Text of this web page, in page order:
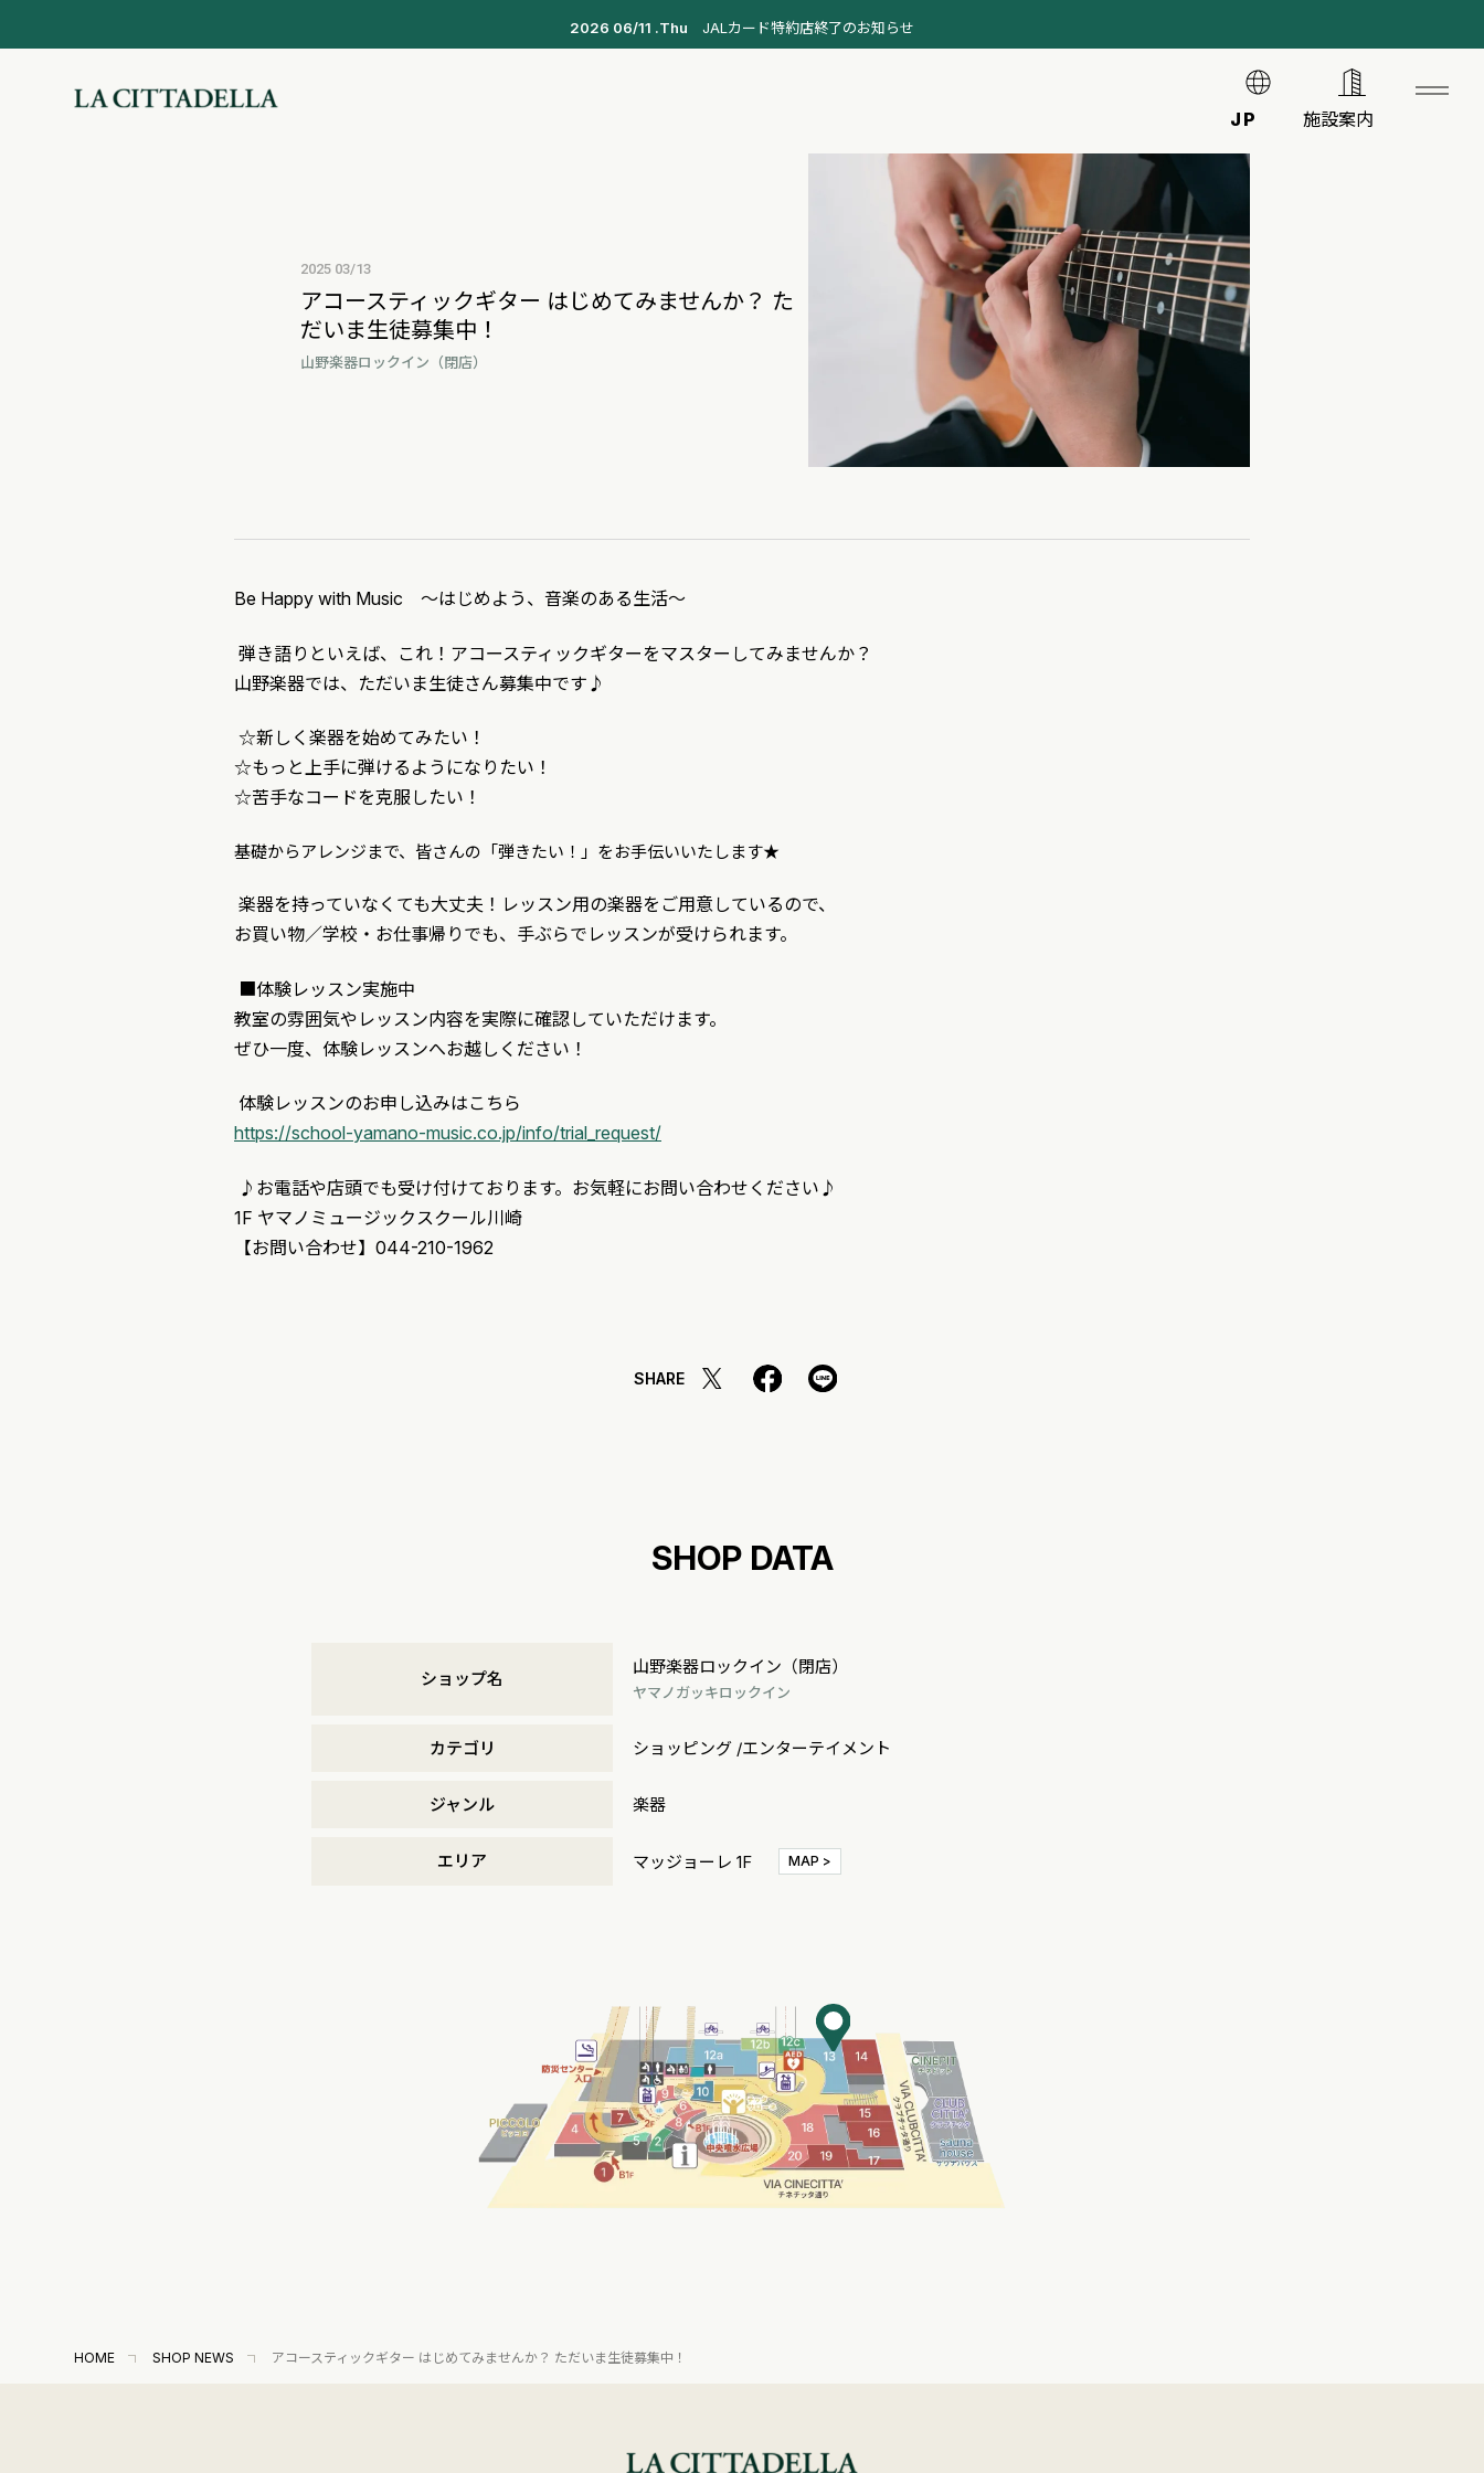
2026 06/11 .Thu JALカード特約店終了のお知らせ
JP 施設案内
2025 03/13
アコースティックギター はじめてみませんか？ た
だいま生徒募集中！
山野楽器ロックイン（閉店）
Be Happy with Music ～はじめよう、音楽のある生活～
弾き語りといえば、これ！アコースティックギターをマスターしてみませんか？
山野楽器では、ただいま生徒さん募集中です♪
☆新しく楽器を始めてみたい！
☆もっと上手に弾けるようになりたい！
☆苦手なコードを克服したい！
基礎からアレンジまで、皆さんの「弾きたい！」をお手伝いいたします★
楽器を持っていなくても大丈夫！レッスン用の楽器をご用意しているので、
お買い物／学校・お仕事帰りでも、手ぶらでレッスンが受けられます。
■体験レッスン実施中
教室の雰囲気やレッスン内容を実際に確認していただけます。
ぜひ一度、体験レッスンへお越しください！
体験レッスンのお申し込みはこちら
https://school-yamano-music.co.jp/info/trial_request/
♪お電話や店頭でも受け付けております。お気軽にお問い合わせください♪
1F ヤマノミュージックスクール川崎
【お問い合わせ】044-210-1962
SHARE
SHOP DATA
ショップ名
山野楽器ロックイン（閉店）
ヤマノガッキロックイン
カテゴリ ショッピング /エンターテイメント
ジャンル 楽器
エリア マッジョーレ 1F MAP >
HOME SHOP NEWS アコースティックギター はじめてみませんか？ ただいま生徒募集中！